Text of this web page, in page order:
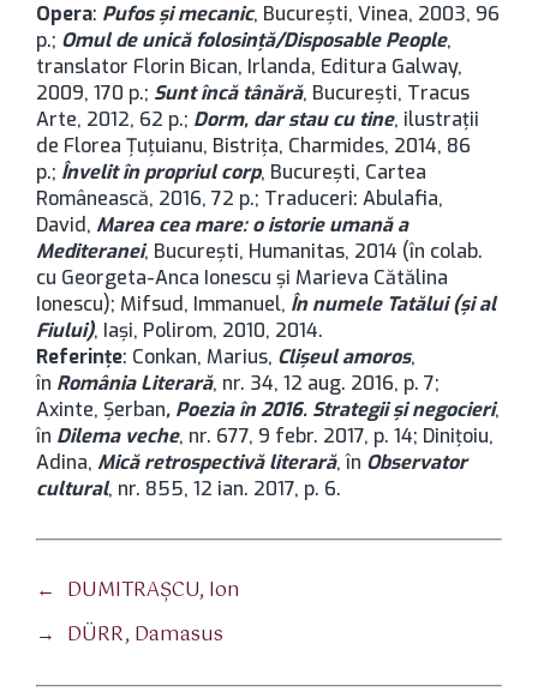
Opera: Pufos şi mecanic, București, Vinea, 2003, 96
p.; Omul de unică folosinţă/Disposable People,
translator Florin Bican, Irlanda, Editura Galway,
2009, 170 p.; Sunt încă tânără, București, Tracus
Arte, 2012, 62 p.; Dorm, dar stau cu tine, ilustraţii
de Florea Ţuţuianu, Bistriţa, Charmides, 2014, 86
p.; Învelit în propriul corp, București, Cartea
Românească, 2016, 72 p.; Traduceri: Abulafia,
David, Marea cea mare: o istorie umană a
Mediteranei, București, Humanitas, 2014 (în colab.
cu Georgeta-Anca Ionescu şi Marieva Cătălina
Ionescu); Mifsud, Immanuel, În numele Tatălui (şi al
Fiului), Iași, Polirom, 2010, 2014.
Referinţe: Conkan, Marius, Clişeul amoros,
în România Literară, nr. 34, 12 aug. 2016, p. 7;
Axinte, Şerban, Poezia în 2016. Strategii şi negocieri,
în Dilema veche, nr. 677, 9 febr. 2017, p. 14; Diniţoiu,
Adina, Mică retrospectivă literară, în Observator
cultural, nr. 855, 12 ian. 2017, p. 6.
← DUMITRAŞCU, Ion
→ DÜRR, Damasus